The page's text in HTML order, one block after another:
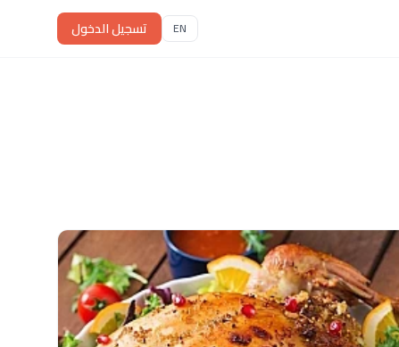
EN تسجيل الدخول